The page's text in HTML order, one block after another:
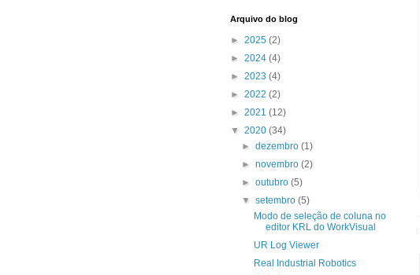
Arquivo do blog
► 2025 (2)
► 2024 (4)
► 2023 (4)
► 2022 (2)
► 2021 (12)
▼ 2020 (34)
►dezembro(1)
►novembro(2)
►outubro(5)
▼setembro(5)
Modo de seleção de coluna no
editor KRL do WorkVisual
UR Log Viewer
Real Industrial Robotics